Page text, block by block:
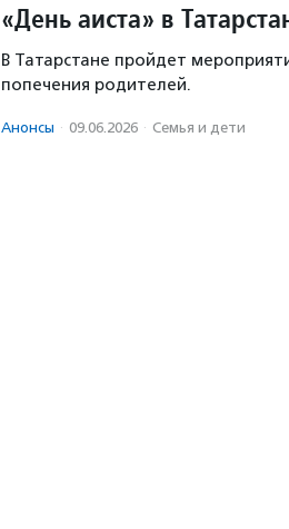
«День аиста» в
В Татарстане пройдет
попечения родителей.
Анонсы · 09.06.2026 · Семья и дети